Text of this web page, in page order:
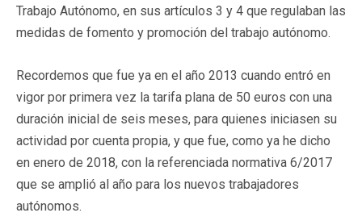
Trabajo Autónomo, en sus artículos 3 y 4 que regulaban las
medidas de fomento y promoción del trabajo autónomo.
Recordemos que fue ya en el año 2013 cuando entró en
vigor por primera vez la tarifa plana de 50 euros con una
duración inicial de seis meses, para quienes iniciasen su
actividad por cuenta propia, y que fue, como ya he dicho
en enero de 2018, con la referenciada normativa 6/2017
que se amplió al año para los nuevos trabajadores
autónomos.